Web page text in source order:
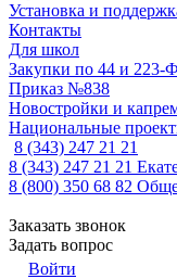
Установка и
Контакты
Для школ
Закупки по 44 и 223-
Приказ №838
Новостройки и
Национальные
8 (343) 247 21 21
8 (343) 247 21 21
8 (800) 350 68 82
Заказать звонок
Задать вопрос
Войти